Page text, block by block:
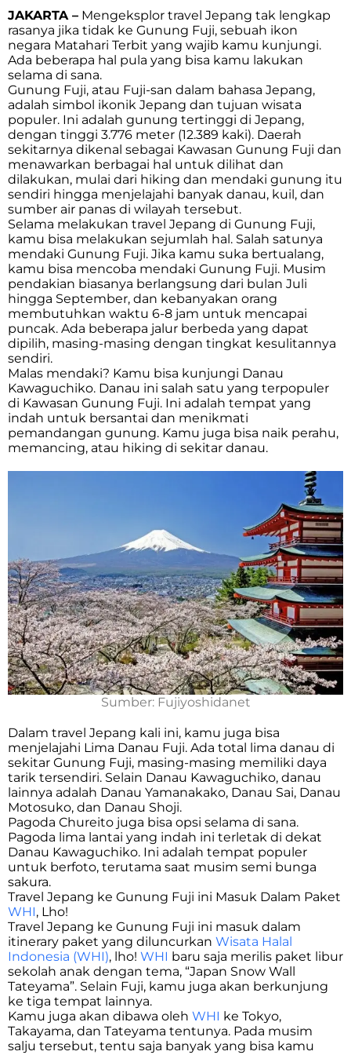
JAKARTA – Mengeksplor travel Jepang tak lengkap
rasanya jika tidak ke Gunung Fuji, sebuah ikon
negara Matahari Terbit yang wajib kamu kunjungi.
Ada beberapa hal pula yang bisa kamu lakukan
selama di sana.
Gunung Fuji, atau Fuji-san dalam bahasa Jepang,
adalah simbol ikonik Jepang dan tujuan wisata
populer. Ini adalah gunung tertinggi di Jepang,
dengan tinggi 3.776 meter (12.389 kaki). Daerah
sekitarnya dikenal sebagai Kawasan Gunung Fuji dan
menawarkan berbagai hal untuk dilihat dan
dilakukan, mulai dari hiking dan mendaki gunung itu
sendiri hingga menjelajahi banyak danau, kuil, dan
sumber air panas di wilayah tersebut.
Selama melakukan travel Jepang di Gunung Fuji,
kamu bisa melakukan sejumlah hal. Salah satunya
mendaki Gunung Fuji. Jika kamu suka bertualang,
kamu bisa mencoba mendaki Gunung Fuji. Musim
pendakian biasanya berlangsung dari bulan Juli
hingga September, dan kebanyakan orang
membutuhkan waktu 6-8 jam untuk mencapai
puncak. Ada beberapa jalur berbeda yang dapat
dipilih, masing-masing dengan tingkat kesulitannya
sendiri.
Malas mendaki? Kamu bisa kunjungi Danau
Kawaguchiko. Danau ini salah satu yang terpopuler
di Kawasan Gunung Fuji. Ini adalah tempat yang
indah untuk bersantai dan menikmati
pemandangan gunung. Kamu juga bisa naik perahu,
memancing, atau hiking di sekitar danau.
Sumber: Fujiyoshidanet
Dalam travel Jepang kali ini, kamu juga bisa
menjelajahi Lima Danau Fuji. Ada total lima danau di
sekitar Gunung Fuji, masing-masing memiliki daya
tarik tersendiri. Selain Danau Kawaguchiko, danau
lainnya adalah Danau Yamanakako, Danau Sai, Danau
Motosuko, dan Danau Shoji.
Pagoda Chureito juga bisa opsi selama di sana.
Pagoda lima lantai yang indah ini terletak di dekat
Danau Kawaguchiko. Ini adalah tempat populer
untuk berfoto, terutama saat musim semi bunga
sakura.
Travel Jepang ke Gunung Fuji ini Masuk Dalam Paket
WHI, Lho!
Travel Jepang ke Gunung Fuji ini masuk dalam
itinerary paket yang diluncurkan Wisata Halal
Indonesia (WHI), lho! WHI baru saja merilis paket libur
sekolah anak dengan tema, “Japan Snow Wall
Tateyama”. Selain Fuji, kamu juga akan berkunjung
ke tiga tempat lainnya.
Kamu juga akan dibawa oleh WHI ke Tokyo,
Takayama, dan Tateyama tentunya. Pada musim
salju tersebut, tentu saja banyak yang bisa kamu